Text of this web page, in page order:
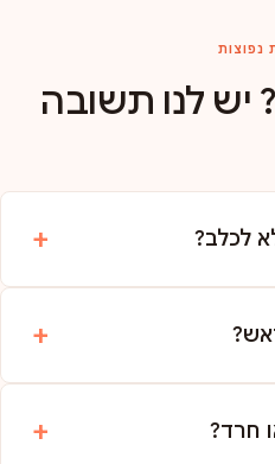
נפוצות
יש לנו תשובה
לכלב?
חרד?